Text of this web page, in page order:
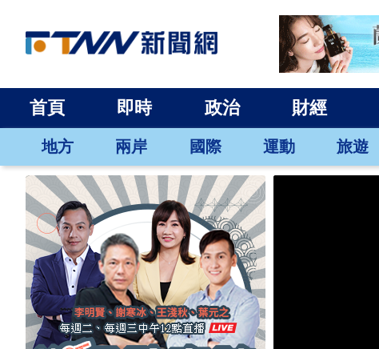
首頁 即時 政治 財經
地方 兩岸 國際 運動 旅遊